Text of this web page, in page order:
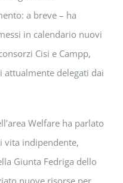
a breve – ha
in calendario nuovi
Cisi e Campp,
attualmente delegati dai
Welfare ha parlato
vita indipendente,
Giunta Fedriga dello